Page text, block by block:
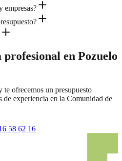
empresas?
en Pozuelo
ofrecemos un presupuesto
de experiencia en la Comunidad de
58 62 16